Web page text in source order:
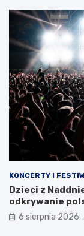
KONCERTY I
Dzieci z
odkrywanie
6 sierpnia 2026